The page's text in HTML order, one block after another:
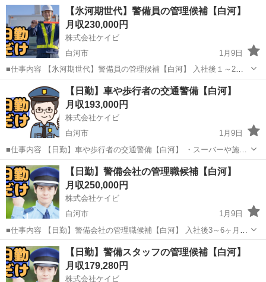
【氷河期世代】警備員の管理候補【白河】
月収230,000円
株式会社ケイビ
白河市
1月9日
■仕事内容 【氷河期世代】警備員の管理候補【白河】 入社後１～2年
は警備業務で経験を積んで頂いた後、幹部候補として事務所での管理
業務をお任せします。 【入社時】 ・交通誘導警備 、車両・歩行者の
誘導 ・駐車場警...
白河市 警備員 業務
【日勤】車や歩行者の交通警備【白河】
月収193,000円
株式会社ケイビ
白河市
1月9日
■仕事内容 【日勤】車や歩行者の交通警備【白河】 ・スーバーや施設
の駐車場内での案内、誘導 ・イベント会場での人の整理、駐車場案内
・工事現場等での車両、歩行者の誘導 ※基本2名~3名体制で現場に付
きます。 ...
福島 白河市 警備員 未経験
【日勤】警備会社の管理職候補【白河】
月収250,000円
株式会社ケイビ
白河市
1月9日
■仕事内容 【日勤】警備会社の管理職候補【白河】 入社後3～6ヶ月程
度は、当社の業務体制等を知って頂く為に現場に出て頂きますが、そ
の後は管理職候補として、事務所での支店長補佐などをお任せしま
す。 【入社時】 ・交...
福島 白河市 警備員
【日勤】警備スタッフの管理候補【白河】
月収179,280円
株式会社ケイビ